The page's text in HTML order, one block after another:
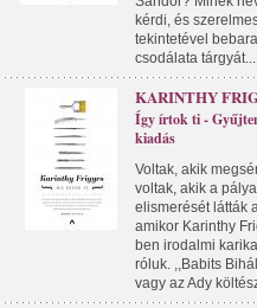
kérdi, és
tekintetével
csodálata tárgyát....
KARINTHY
Így írtok ti -
kiadás
Voltak, akik
voltak, akik a
elismerését látták
amikor Karinthy
ben irodalmi
róluk. ,,Babits
vagy az Ady